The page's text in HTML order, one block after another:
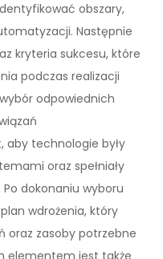
obszary,
Następnie
kryteria sukcesu, które
podczas realizacji
odpowiednich
aby technologie były
oraz spełniały
dokonaniu wyboru
wdrożenia, który
oraz zasoby potrzebne
elementem jest także